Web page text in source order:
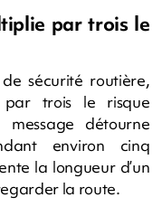
par trois le
sécurité routière,
par trois le risque
détourne
environ cinq
la longueur d’un
la route.